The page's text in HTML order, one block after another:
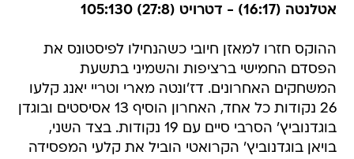
אטלנטה (16:17) - דטרויט (27:8) 105:130
ההוקס חזרו למאזן חיובי כשהנחילו לפיסטונס את
הפסדם החמישי ברציפות והשמיני בתשעת
המשחקים האחרונים. דז'ונטה מארי וטריי יאנג קלעו
26 נקודות כל אחד, האחרון הוסיף 13 אסיסטים ובוגדן
בוגדנוביץ' הסרבי סיים עם 19 נקודות. בצד השני,
בויאן בוגדנוביץ' הקרואטי הוביל את קלעי המפסידה